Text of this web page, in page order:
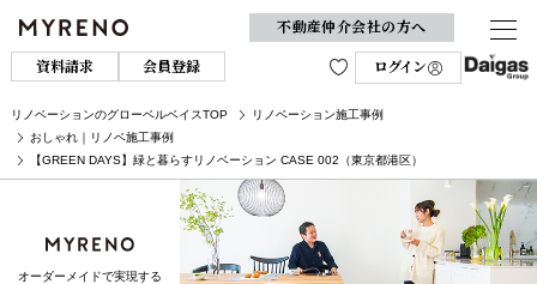
不動産仲介会社の方へ
資料請求
会員登録 ログイン
リノベーションのグローベルベイスTOP
リノベーション施工事例
おしゃれ｜リノベ施工事例
【GREEN DAYS】緑と暮らすリノベーション CASE 002（東京都港区）
オーダーメイドで実現する